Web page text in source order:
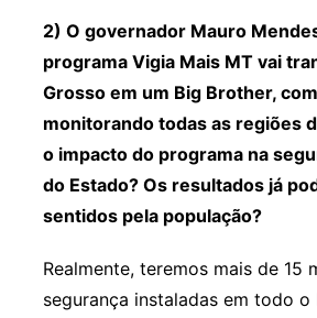
2) O governador Mauro
programa Vigia Mais MT vai
Grosso em um Big Brother,
monitorando todas as regiões
o impacto do programa na
do Estado? Os resultados já
sentidos pela população?
Realmente, teremos mais de 15
segurança instaladas em todo